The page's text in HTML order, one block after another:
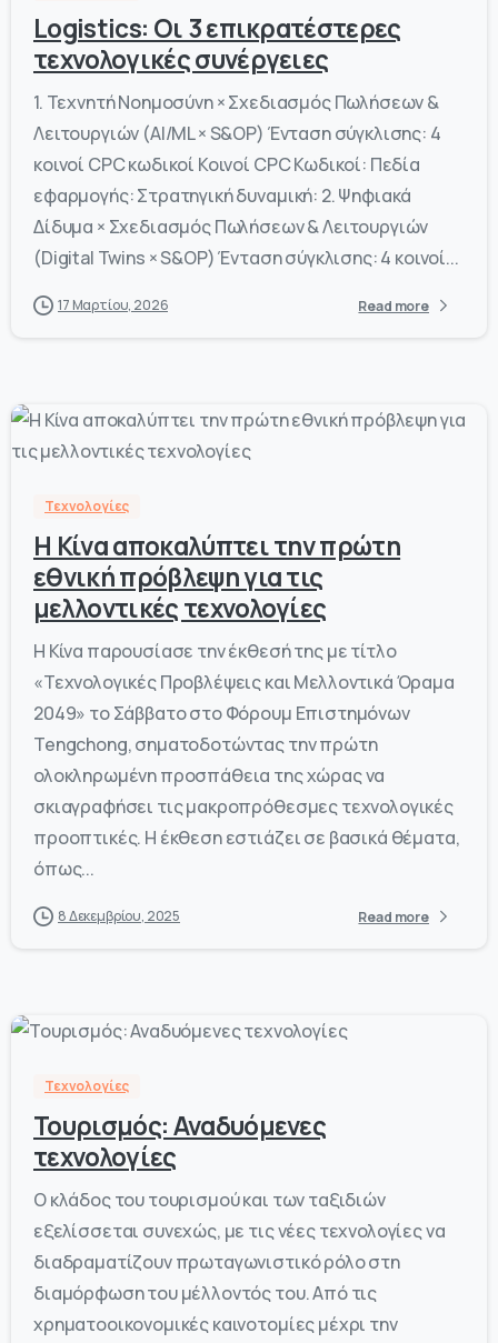
Logistics: Οι 3 επικρατέστερες
τεχνολογικές συνέργειες
1. Τεχνητή Νοημοσύνη × Σχεδιασμός Πωλήσεων &
Λειτουργιών (AI/ML × S&OP) Ένταση σύγκλισης: 4
κοινοί CPC κωδικοί Κοινοί CPC Κωδικοί: Πεδία
εφαρμογής: Στρατηγική δυναμική: 2. Ψηφιακά
Δίδυμα × Σχεδιασμός Πωλήσεων & Λειτουργιών
(Digital Twins × S&OP) Ένταση σύγκλισης: 4 κοινοί...
17 Μαρτίου, 2026 Read more
0 -
Τεχνολογίες
Η Κίνα αποκαλύπτει την πρώτη
εθνική πρόβλεψη για τις
μελλοντικές τεχνολογίες
Η Κίνα παρουσίασε την έκθεσή της με τίτλο
«Τεχνολογικές Προβλέψεις και Μελλοντικά Όραμα
2049» το Σάββατο στο Φόρουμ Επιστημόνων
Tengchong, σηματοδοτώντας την πρώτη
ολοκληρωμένη προσπάθεια της χώρας να
σκιαγραφήσει τις μακροπρόθεσμες τεχνολογικές
προοπτικές. Η έκθεση εστιάζει σε βασικά θέματα,
όπως...
8 Δεκεμβρίου, 2025 Read more
Τεχνολογίες
Τουρισμός: Αναδυόμενες
τεχνολογίες
Ο κλάδος του τουρισμού και των ταξιδιών
εξελίσσεται συνεχώς, με τις νέες τεχνολογίες να
διαδραματίζουν πρωταγωνιστικό ρόλο στη
διαμόρφωση του μέλλοντός του. Από τις
χρηματοοικονομικές καινοτομίες μέχρι την